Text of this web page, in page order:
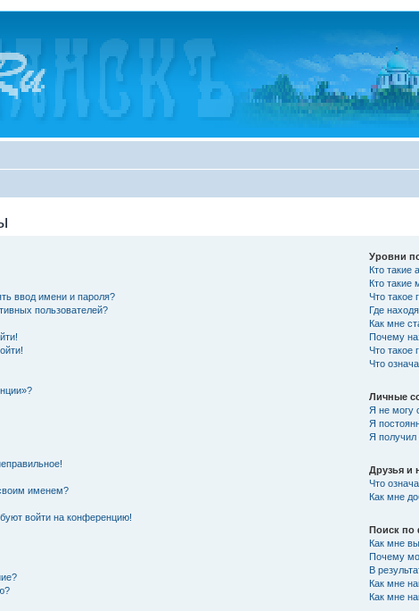
ввод имени и пароля?
пользователей?
именем?
войти на конференцию!
Уровни
Кто такие
Кто такие
Что такое
Где
Как мне
Почему
Что такое
Что
Личные
Я не могу
Я
Я получил
Друзья и
Что
Как мне
Поиск по
Как мне
Почему
В
Как мне
Как мне